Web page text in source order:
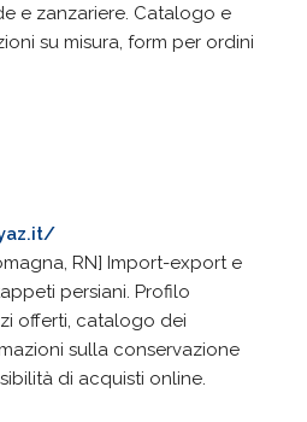
e zanzariere. Catalogo e
su misura, form per ordini
RN] Import-export e
persiani. Profilo
offerti, catalogo dei
sulla conservazione
di acquisti online.